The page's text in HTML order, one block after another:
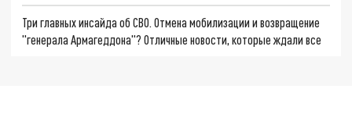
Три главных инсайда об СВО. Отмена мобилизации и возвращение
"генерала Армагеддона"? Отличные новости, которые ждали все